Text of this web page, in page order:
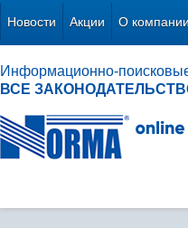
Новости Акции О компании
Информационно-
ВСЕ